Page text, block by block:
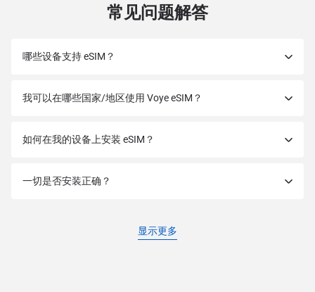
常见问题解答
哪些设备支持 eSIM？
我可以在哪些国家/地区使用 Voye eSIM？
如何在我的设备上安装 eSIM？
一切是否安装正确？
显示更多